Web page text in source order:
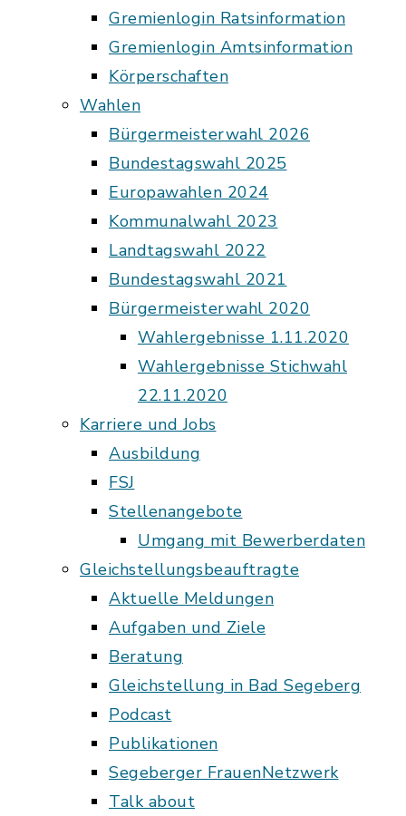
Gremienlogin Ratsinformation
Gremienlogin Amtsinformation
Körperschaften
Wahlen
Bürgermeisterwahl 2026
Bundestagswahl 2025
Europawahlen 2024
Kommunalwahl 2023
Landtagswahl 2022
Bundestagswahl 2021
Bürgermeisterwahl 2020
Wahlergebnisse 1.11.2020
Wahlergebnisse Stichwahl
22.11.2020
Karriere und Jobs
Ausbildung
FSJ
Stellenangebote
Umgang mit Bewerberdaten
Gleichstellungsbeauftragte
Aktuelle Meldungen
Aufgaben und Ziele
Beratung
Gleichstellung in Bad Segeberg
Podcast
Publikationen
Segeberger FrauenNetzwerk
Talk about